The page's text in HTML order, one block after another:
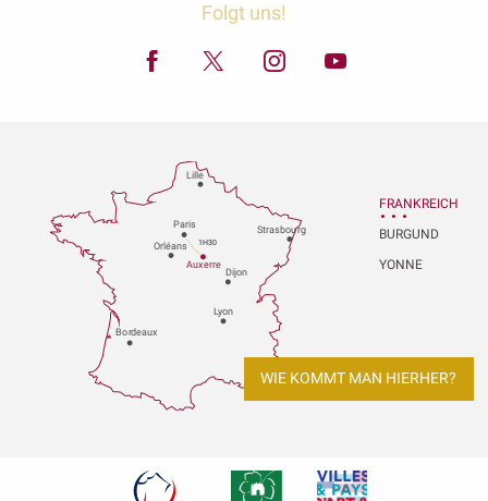
Folgt uns!
Paris
Dijon
Orléans
Bordeaux
Lyon
Auxerre
Strasbourg
Lille
1H30
FRANKREICH
BURGUND
YONNE
WIE KOMMT MAN HIERHER?